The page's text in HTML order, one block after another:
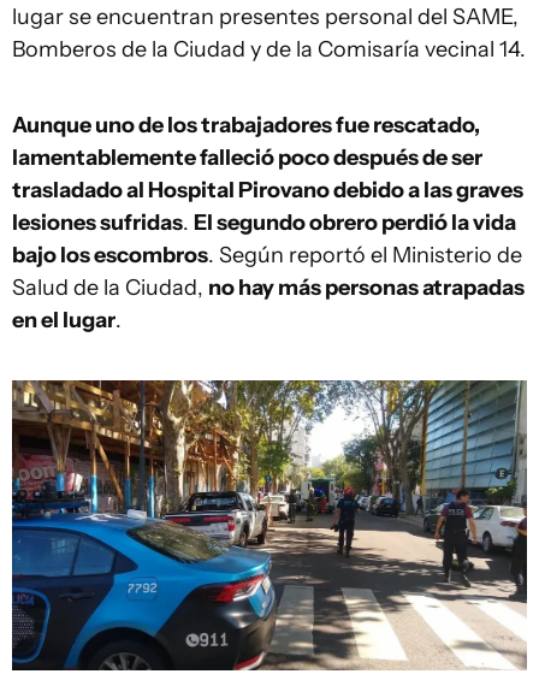
lugar se encuentran presentes personal del SAME,
Bomberos de la Ciudad y de la Comisaría vecinal 14.
Aunque uno de los trabajadores fue rescatado,
lamentablemente falleció poco después de ser
trasladado al Hospital Pirovano debido a las graves
lesiones sufridas. El segundo obrero perdió la vida
bajo los escombros. Según reportó el Ministerio de
Salud de la Ciudad, no hay más personas atrapadas
en el lugar.